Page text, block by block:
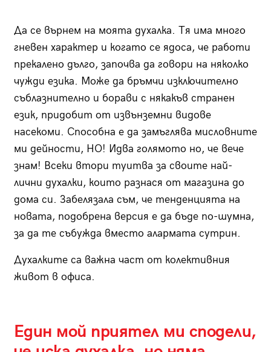
Да се върнем на моята духалка. Тя има много
гневен характер и когато се ядоса, че работи
прекалено дълго, започва да говори на няколко
чужди езика. Може да бръмчи изключително
съблазнително и борави с някакъв странен
език, придобит от извънземни видове
насекоми. Способна е да замъглява мисловните
ми дейности, НО! Идва голямото но, че вече
знам! Всеки втори туитва за своите най-
лични духалки, които разнася от магазина до
дома си. Забелязала съм, че тенденцията на
новата, подобрена версия е да бъде по-шумна,
за да те събужда вместо алармата сутрин.
Духалките са важна част от колективния
живот в офиса.
Един мой приятел ми сподели,